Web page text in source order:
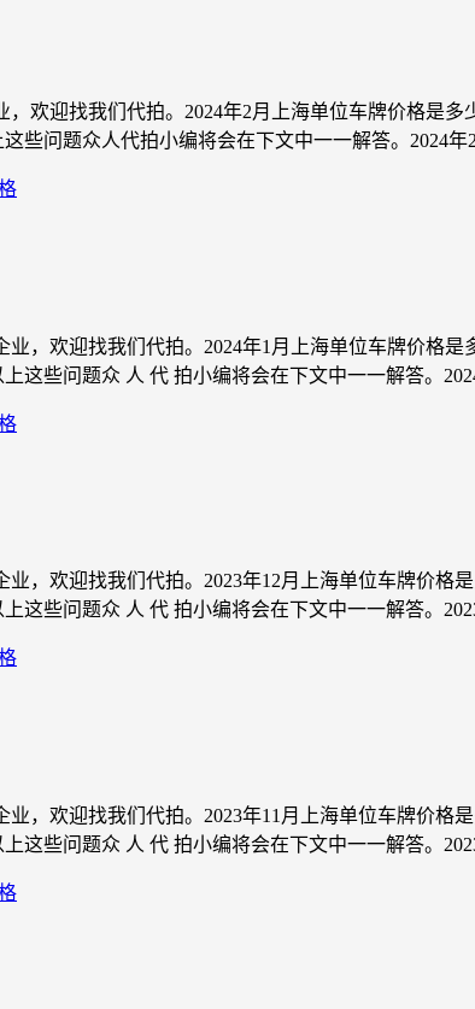
欢迎找我们代拍。2024年2月上海单位车牌价格是
些问题众人代拍小编将会在下文中一一解答。2024年
，欢迎找我们代拍。2024年1月上海单位车牌价格
这些问题众 人 代 拍小编将会在下文中一一解答。
，欢迎找我们代拍。2023年12月上海单位车牌价格
这些问题众 人 代 拍小编将会在下文中一一解答。
，欢迎找我们代拍。2023年11月上海单位车牌价格
这些问题众 人 代 拍小编将会在下文中一一解答。